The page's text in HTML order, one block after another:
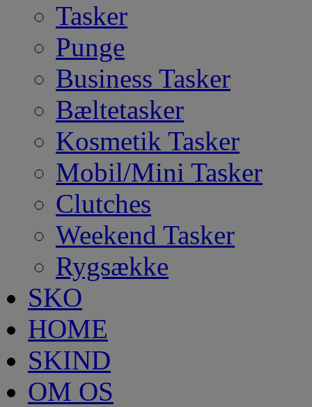
Tasker
Punge
Business Tasker
Bæltetasker
Kosmetik Tasker
Mobil/Mini Tasker
Clutches
Weekend Tasker
Rygsække
SKO
HOME
SKIND
OM OS